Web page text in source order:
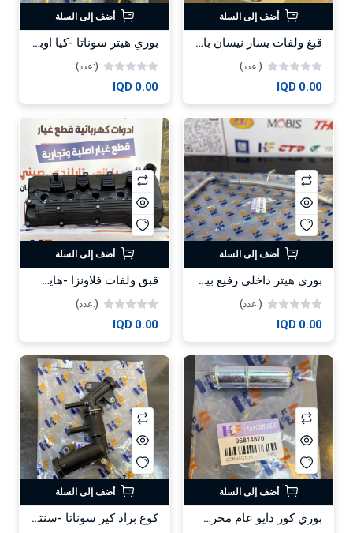
أضف إلى السلة
قبغ ولفات يسار نيسان باترول 2010-HF
(:عدد)
0.00 IQD
أضف إلى السلة
بوري هيتر سوناتا -كيا اوبتيما - سنتافيا 2015 -HF
(:عدد)
0.00 IQD
أضف إلى السلة
بوري هيتر داخلي رفيع بيك اب كاز 2010-2020-HF
(:عدد)
0.00 IQD
أضف إلى السلة
قبق ولفات فلاونزا -هايس محرك 2TR-HF
(:عدد)
0.00 IQD
أضف إلى السلة
بوري كور دايو عام محرك 1.6 -HF
أضف إلى السلة
كوع براد كير سوناتا -سنتافيا-كيا سورنتو 2020 -HF